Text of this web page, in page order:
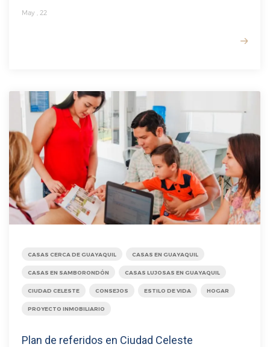
May , 22
CASAS CERCA DE GUAYAQUIL CASAS EN GUAYAQUIL
CASAS EN SAMBORONDÓN CASAS LUJOSAS EN GUAYAQUIL
CIUDAD CELESTE CONSEJOS ESTILO DE VIDA HOGAR
PROYECTO INMOBILIARIO
Plan de referidos en Ciudad Celeste